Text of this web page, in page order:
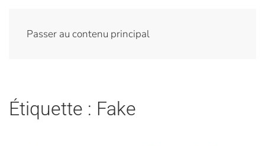
Passer au contenu principal
Étiquette : Fake